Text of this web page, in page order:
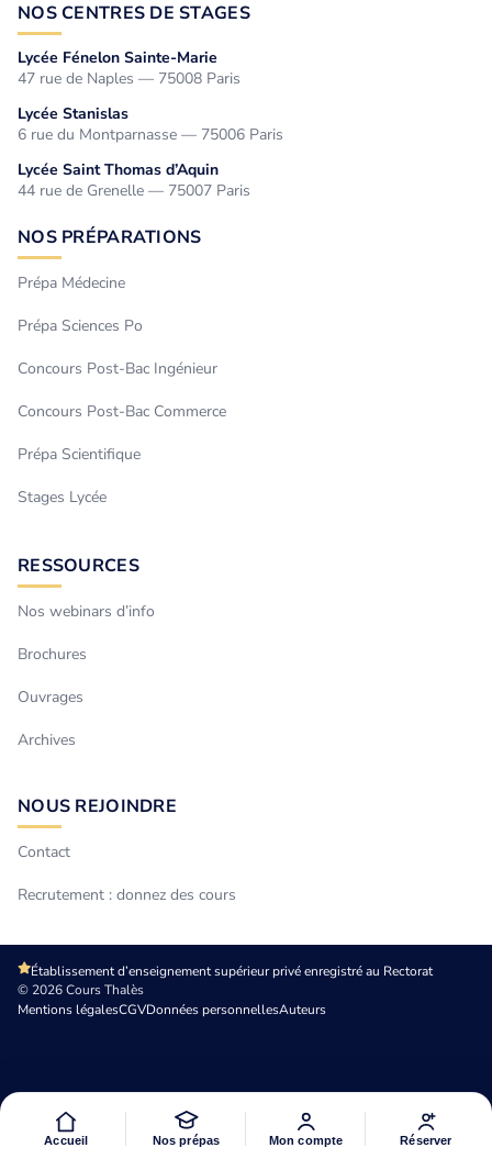
NOS CENTRES DE STAGES
Lycée Fénelon Sainte-Marie
47 rue de Naples — 75008 Paris
Lycée Stanislas
6 rue du Montparnasse — 75006 Paris
Lycée Saint Thomas d’Aquin
44 rue de Grenelle — 75007 Paris
NOS PRÉPARATIONS
Prépa Médecine
Prépa Sciences Po
Concours Post-Bac Ingénieur
Concours Post-Bac Commerce
Prépa Scientifique
Stages Lycée
RESSOURCES
Nos webinars d’info
Brochures
Ouvrages
Archives
NOUS REJOINDRE
Contact
Recrutement : donnez des cours
Établissement d’enseignement supérieur privé enregistré au Rectorat
© 2026 Cours Thalès
Mentions légalesCGVDonnées personnellesAuteurs
Accueil Nos prépas Mon compte Réserver